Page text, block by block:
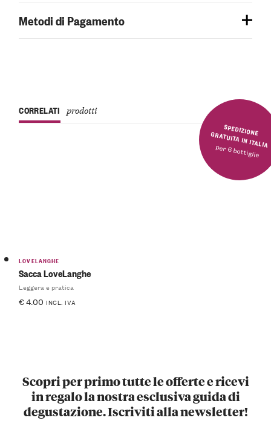
Metodi di Pagamento
SPEDIZIONE GRATUITA IN ITALIA
per 6 bottiglie
CORRELATI prodotti
LOVELANGHE
Sacca LoveLanghe
Leggera e pratica
€4.00 INCL. IVA
Scopri per primo tutte le offerte e ricevi
in regalo la nostra esclusiva guida di
degustazione. Iscriviti alla newsletter!